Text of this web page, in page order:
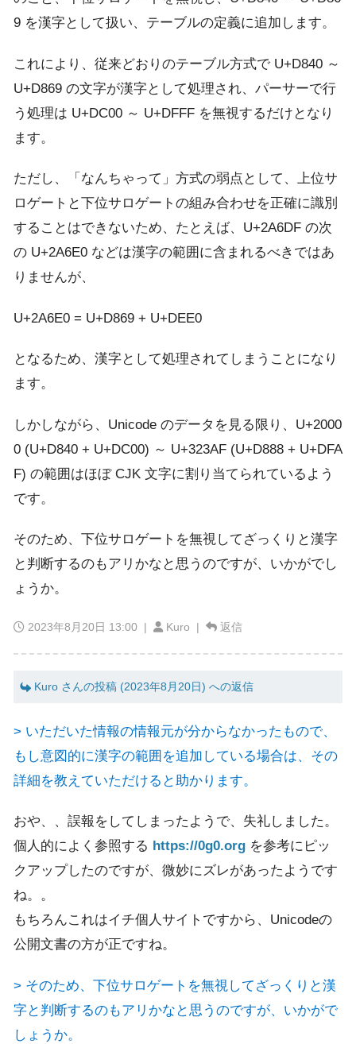
9 を漢字として扱い、テーブルの定義に追加します。
これにより、従来どおりのテーブル方式で U+D840 ～
U+D869 の文字が漢字として処理され、パーサーで行
う処理は U+DC00 ～ U+DFFF を無視するだけとなり
ます。
ただし、「なんちゃって」方式の弱点として、上位サ
ロゲートと下位サロゲートの組み合わせを正確に識別
することはできないため、たとえば、U+2A6DF の次
の U+2A6E0 などは漢字の範囲に含まれるべきではあ
りませんが、
U+2A6E0 = U+D869 + U+DEE0
となるため、漢字として処理されてしまうことになり
ます。
しかしながら、Unicode のデータを見る限り、U+2000
0 (U+D840 + U+DC00) ～ U+323AF (U+D888 + U+DFA
F) の範囲はほぼ CJK 文字に割り当てられているよう
です。
そのため、下位サロゲートを無視してざっくりと漢字
と判断するのもアリかなと思うのですが、いかがでし
ょうか。
2023年8月20日 13:00 | Kuro | 返信
Kuro さんの投稿 (2023年8月20日) への返信
> いただいた情報の情報元が分からなかったもので、
もし意図的に漢字の範囲を追加している場合は、その
詳細を教えていただけると助かります。
おや、、誤報をしてしまったようで、失礼しました。
個人的によく参照する https://0g0.org を参考にピッ
クアップしたのですが、微妙にズレがあったようです
ね。。
もちろんこれはイチ個人サイトですから、Unicodeの
公開文書の方が正ですね。
> そのため、下位サロゲートを無視してざっくりと漢
字と判断するのもアリかなと思うのですが、いかがで
しょうか。